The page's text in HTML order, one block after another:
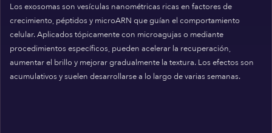
Los exosomas son vesículas nanométricas ricas en factores de
crecimiento, péptidos y microARN que guían el comportamiento
celular. Aplicados tópicamente con microagujas o mediante
procedimientos específicos, pueden acelerar la recuperación,
aumentar el brillo y mejorar gradualmente la textura. Los efectos son
acumulativos y suelen desarrollarse a lo largo de varias semanas.